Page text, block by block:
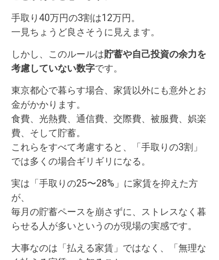
手取り40万円の3割は12万円。
一見ちょうど良さそうに見えます。
しかし、このルールは貯蓄や自己投資の余力を
考慮していない数字です。
東京都心で暮らす場合、家賃以外にも意外とお
金がかかります。
食費、光熱費、通信費、交際費、被服費、娯楽
費、そして貯蓄。
これらをすべて考慮すると、「手取りの3割」
では多くの場合ギリギリになる。
実は「手取りの25〜28%」に家賃を抑えた方
が、
毎月の貯蓄ペースを崩さずに、ストレスなく暮
らせる人が多いというのが現場の実感です。
大事なのは「払える家賃」ではなく、「無理な